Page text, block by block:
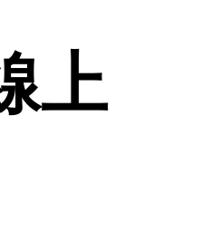
上